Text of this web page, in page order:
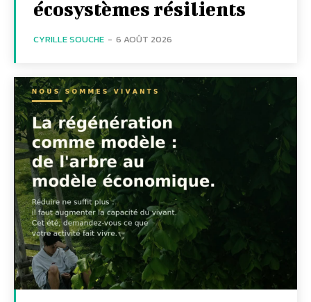
écosystèmes résilients
CYRILLE SOUCHE - 6 AOÛT 2026